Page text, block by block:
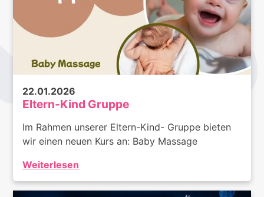
22.01.2026
Eltern-Kind Gruppe
Im Rahmen unserer Eltern-Kind- Gruppe bieten
wir einen neuen Kurs an: Baby Massage
Weiterlesen